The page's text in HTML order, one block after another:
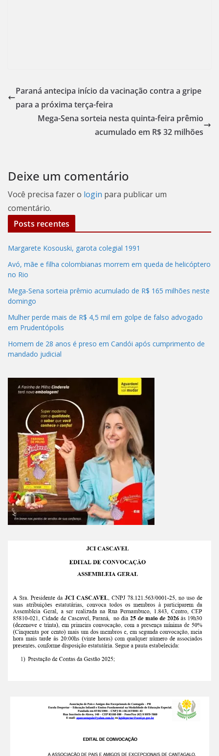
Paraná antecipa início da vacinação contra a gripe
para a próxima terça-feira
Mega-Sena sorteia nesta quinta-feira prêmio
acumulado em R$ 32 milhões
Deixe um comentário
Você precisa fazer o login para publicar um
comentário.
Posts recentes
Margarete Kosouski, garota colegial 1991
Avó, mãe e filha colombianas morrem em queda de helicóptero
no Rio
Mega-Sena sorteia prêmio acumulado de R$ 165 milhões neste
domingo
Mulher perde mais de R$ 4,5 mil em golpe de falso advogado
em Prudentópolis
Homem de 28 anos é preso em Candói após cumprimento de
mandado judicial